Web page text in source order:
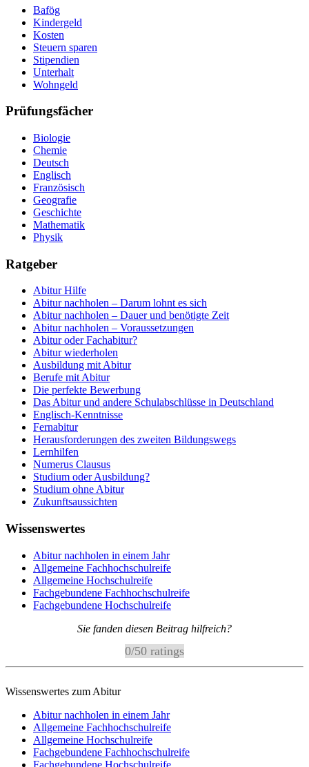
Bafög
Kindergeld
Kosten
Steuern sparen
Stipendien
Unterhalt
Wohngeld
Prüfungsfächer
Biologie
Chemie
Deutsch
Englisch
Französisch
Geografie
Geschichte
Mathematik
Physik
Ratgeber
Abitur Hilfe
Abitur nachholen – Darum lohnt es sich
Abitur nachholen – Dauer und benötigte Zeit
Abitur nachholen – Voraussetzungen
Abitur oder Fachabitur?
Abitur wiederholen
Ausbildung mit Abitur
Berufe mit Abitur
Die perfekte Bewerbung
Das Abitur und andere Schulabschlüsse in Deutschland
Englisch-Kenntnisse
Fernabitur
Herausforderungen des zweiten Bildungswegs
Lernhilfen
Numerus Clausus
Studium oder Ausbildung?
Studium ohne Abitur
Zukunftsaussichten
Wissenswertes
Abitur nachholen in einem Jahr
Allgemeine Fachhochschulreife
Allgemeine Hochschulreife
Fachgebundene Fachhochschulreife
Fachgebundene Hochschulreife
Sie fanden diesen Beitrag hilfreich?
0/50 ratings
Wissenswertes zum Abitur
Abitur nachholen in einem Jahr
Allgemeine Fachhochschulreife
Allgemeine Hochschulreife
Fachgebundene Fachhochschulreife
Fachgebundene Hochschulreife